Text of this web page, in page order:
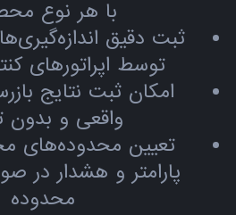
با هر نوع
ثبت دقیق
توسط اپراتورهای
امکان ثبت نتایج
واقعی و بدون
تعیین محدوده‌های
پارامتر و هشدار در
محدوده